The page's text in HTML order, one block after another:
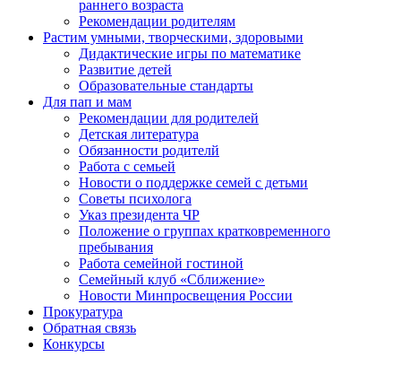
раннего возраста
Рекомендации родителям
Растим умными, творческими, здоровыми
Дидактические игры по математике
Развитие детей
Образовательные стандарты
Для пап и мам
Рекомендации для родителей
Детская литература
Обязанности родителй
Работа с семьей
Новости о поддержке семей с детьми
Советы психолога
Указ президента ЧР
Положение о группах кратковременного
пребывания
Работа семейной гостиной
Семейный клуб «Сближение»
Новости Минпросвещения России
Прокуратура
Обратная связь
Конкурсы